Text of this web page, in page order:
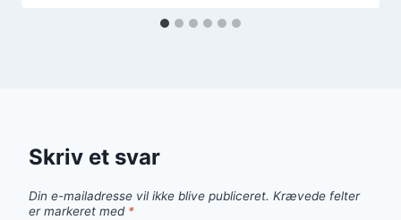
Skriv et svar
Din e-mailadresse vil ikke blive publiceret. Krævede felter
er markeret med *